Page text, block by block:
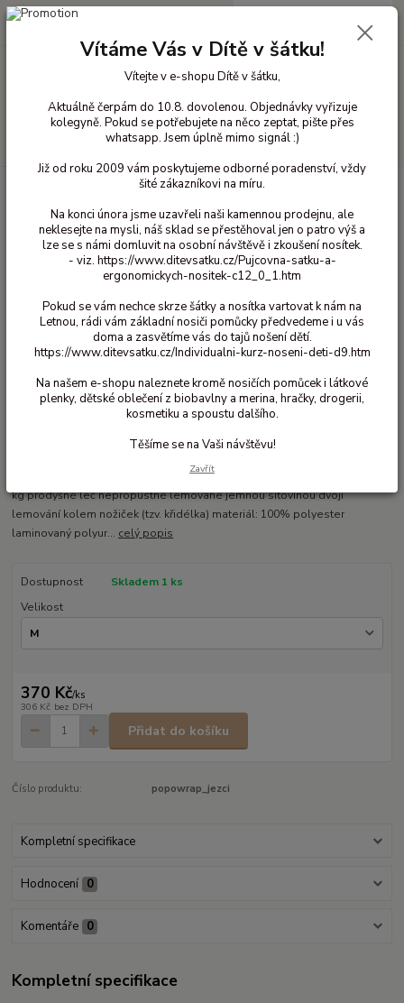
+420 603 818 836
0 Kč
Svrchní kalhotky
Svrchní PUL kalhotky
Popowrap - Ježci
Ohodnotit produkt
zapínání na suchý zip více velikostí: S 3 -6 kg M 5 - 10 kg L 9 -15 kg XL 14+
kg prodyšné leč nepropustné lemované jemnou síťovinou dvojí
lemování kolem nožiček (tzv. křidélka) materiál: 100% polyester
laminovaný polyur... celý popis
Dostupnost
Skladem 1 ks
Velikost
370 Kč/ks
306 Kč bez DPH
Přidat do košíku
Číslo produktu: popowrap_jezci
Kompletní specifikace
Hodnocení 0
Komentáře 0
Kompletní specifikace
Vítáme Vás v Dítě v šátku!
Vítejte v e-shopu Dítě v šátku,
Aktuálně čerpám do 10.8. dovolenou. Objednávky vyřizuje
kolegyně. Pokud se potřebujete na něco zeptat, pište přes
whatsapp. Jsem úplně mimo signál :)
Již od roku 2009 vám poskytujeme odborné poradenství, vždy
šité zákazníkovi na míru.
Na konci února jsme uzavřeli naši kamennou prodejnu, ale
neklesejte na mysli, náš sklad se přestěhoval jen o patro výš a
lze se s námi domluvit na osobní návštěvě i zkoušení nosítek.
- viz. https://www.ditevsatku.cz/Pujcovna-satku-a-
ergonomickych-nositek-c12_0_1.htm
Pokud se vám nechce skrze šátky a nosítka vartovat k nám na
Letnou, rádi vám základní nosiči pomůcky předvedeme i u vás
doma a zasvětíme vás do tajů nošení dětí.
https://www.ditevsatku.cz/Individualni-kurz-noseni-deti-d9.htm
Na našem e-shopu naleznete kromě nosičích pomůcek i látkové
plenky, dětské oblečení z biobavlny a merina, hračky, drogerii,
kosmetiku a spoustu dalšího.
Těšíme se na Vaši návštěvu!
Zavřít